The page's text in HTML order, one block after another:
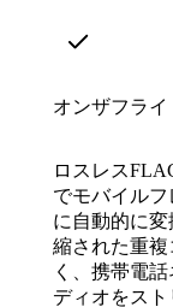
オンザフラ
ロスレス
でモバイル
に自動的に
縮された重
く、携帯電
ディオをスト